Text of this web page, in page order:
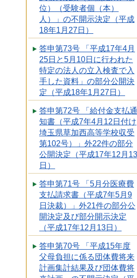
位）（受験者個（本）
人）」の不開示決定（平成
18年1月27日）
答申第73号 「平成17年4月
25日と5月10日に行われた
特定の法人の立入検査で入
手した資料」の部分公開決
定（平成18年1月27日）
答申第72号 「給付金支払通
知書（平成7年4月12日付け
埼玉県草加西高等学校収受
第102号）」外22件の部分
公開決定（平成17年12月13
日）
答申第71号 「5月分医療費
支払請求書（平成7年5月9
日決裁）」外21件の部分公
開決定及び部分開示決定
（平成17年12月13日）
答申第70号 「平成15年度
父母負担に係る団体費将来
計画集計結果及び団体費将